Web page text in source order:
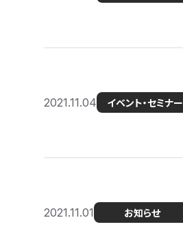
2021.11.04 イベント・セミナー
2021.11.01 お知らせ